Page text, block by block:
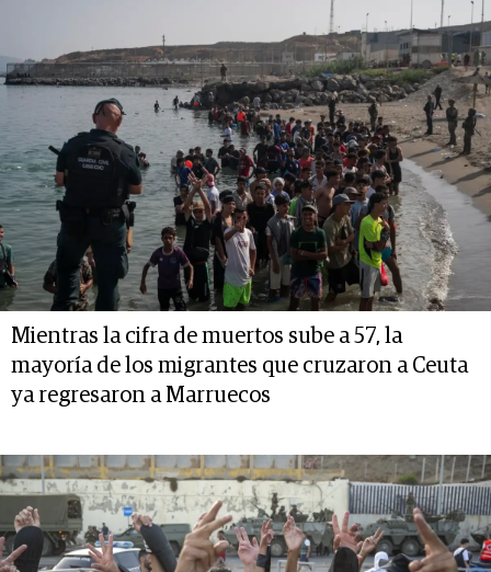
Mientras la cifra de muertos sube a 57, la
mayoría de los migrantes que cruzaron a Ceuta
ya regresaron a Marruecos